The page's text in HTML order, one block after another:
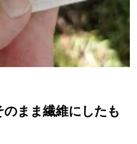
まま繊維にしたも